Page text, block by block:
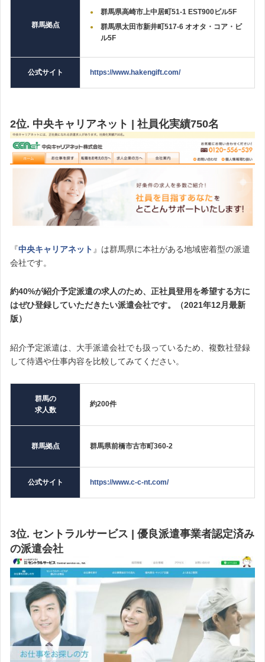
群馬拠点
群馬県高崎市上中居町51-1 EST900ビル5F
群馬県太田市新井町517-6 オオタ・コア・ビ
ル5F
公式サイト https://www.hakengift.com/
2位. 中央キャリアネット | 社員化実績750名
『中央キャリアネット 』は群馬県に本社がある地域密着型の派遣
会社です。
約40%が紹介予定派遣の求人のため、正社員登用を希望する方に
はぜひ登録していただきたい派遣会社です。（2021年12月最新
版）
紹介予定派遣は、大手派遣会社でも扱っているため、複数社登録
して待遇や仕事内容を比較してみてください。
群馬の
求人数
約200件
群馬拠点 群馬県前橋市古市町360-2
公式サイト https://www.c-c-nt.com/
3位. セントラルサービス | 優良派遣事業者認定済み
の派遣会社